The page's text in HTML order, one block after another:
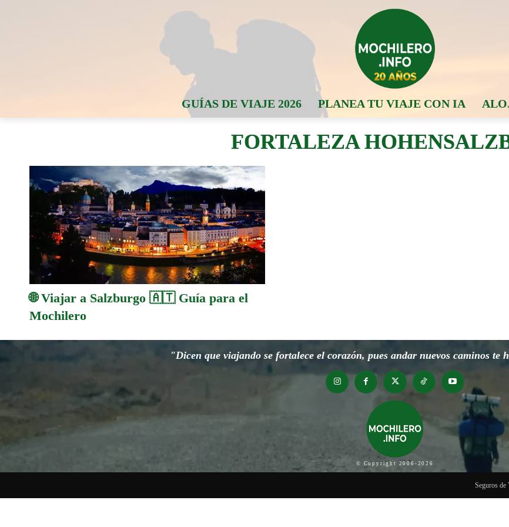
GUÍAS DE VIAJE 2026 PLANEA TU VIAJE CON IA
FORTALEZA
🌐 Viajar a Salzburgo 🇦🇹 Guía para el
Mochilero
"Dicen que viajando se fortalece el corazón, pues andar nuevos caminos te
© Copyright 2006-2026
Seguros de